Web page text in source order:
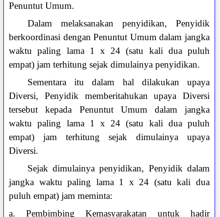
Penuntut Umum.
Dalam melaksanakan penyidikan, Penyidik
berkoordinasi dengan Penuntut Umum dalam jangka
waktu paling lama 1 x 24 (satu kali dua puluh
empat) jam terhitung sejak dimulainya penyidikan.
Sementara itu dalam hal dilakukan upaya
Diversi, Penyidik memberitahukan upaya Diversi
tersebut kepada Penuntut Umum dalam jangka
waktu paling lama 1 x 24 (satu kali dua puluh
empat) jam terhitung sejak dimulainya upaya
Diversi.
Sejak dimulainya penyidikan, Penyidik dalam
jangka waktu paling lama 1 x 24 (satu kali dua
puluh empat) jam meminta:
a. Pembimbing Kemasyarakatan untuk hadir